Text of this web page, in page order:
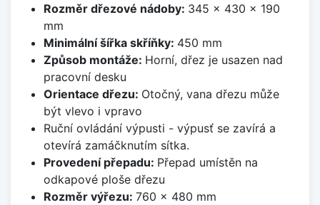
Rozměr dřezové nádoby: 345 x 430 x 190
mm
Minimální šířka skříňky: 450 mm
Způsob montáže: Horní, dřez je usazen nad
pracovní desku
Orientace dřezu: Otočný, vana dřezu může
být vlevo i vpravo
Ruční ovládání výpusti - výpusť se zavírá a
otevírá zamáčknutím sítka.
Provedení přepadu: Přepad umístěn na
odkapové ploše dřezu
Rozměr výřezu: 760 x 480 mm